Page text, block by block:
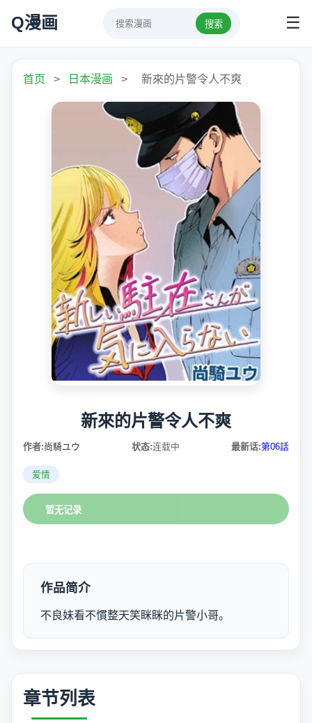
Q漫画 搜索 ☰
首页 > 日本漫画 > 新來的片警令人不爽
新來的片警令人不爽
作者:尚騎ユウ 状态:连载中 最新话:第06話
爱情
暂无记录
作品简介
不良妹看不慣整天笑眯眯的片警小哥。
章节列表